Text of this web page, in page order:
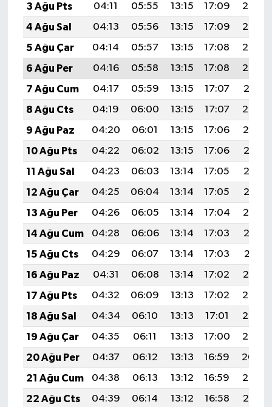
3 Ağu Pts
04:11 05:55 13:15 17:09
20:26
4 Ağu Sal
04:13 05:56 13:15 17:09
20:25
5 Ağu Çar
04:14 05:57 13:15 17:08
20:24
6 Ağu Per
04:16 05:58 13:15 17:08
20:23
7 Ağu Cum
04:17 05:59 13:15 17:07
20:21
8 Ağu Cts
04:19 06:00 13:15 17:07
20:20
9 Ağu Paz
04:20 06:01 13:15 17:06
20:19
10 Ağu Pts
04:22 06:02 13:15 17:06
20:18
11 Ağu Sal
04:23 06:03 13:14 17:05
20:16
12 Ağu Çar
04:25 06:04 13:14 17:05
20:15
13 Ağu Per
04:26 06:05 13:14 17:04
20:14
14 Ağu Cum
04:28 06:06 13:14 17:03
20:12
15 Ağu Cts
04:29 06:07 13:14 17:03
20:11
16 Ağu Paz
04:31 06:08 13:14 17:02
20:10
17 Ağu Pts
04:32 06:09 13:13 17:02
20:08
18 Ağu Sal
04:34 06:10 13:13 17:01
20:07
19 Ağu Çar
04:35 06:11 13:13 17:00
20:05
20 Ağu Per
04:37 06:12 13:13 16:59
20:04
21 Ağu Cum
04:38 06:13 13:12 16:59
20:02
22 Ağu Cts
04:39 06:14 13:12 16:58
20:01